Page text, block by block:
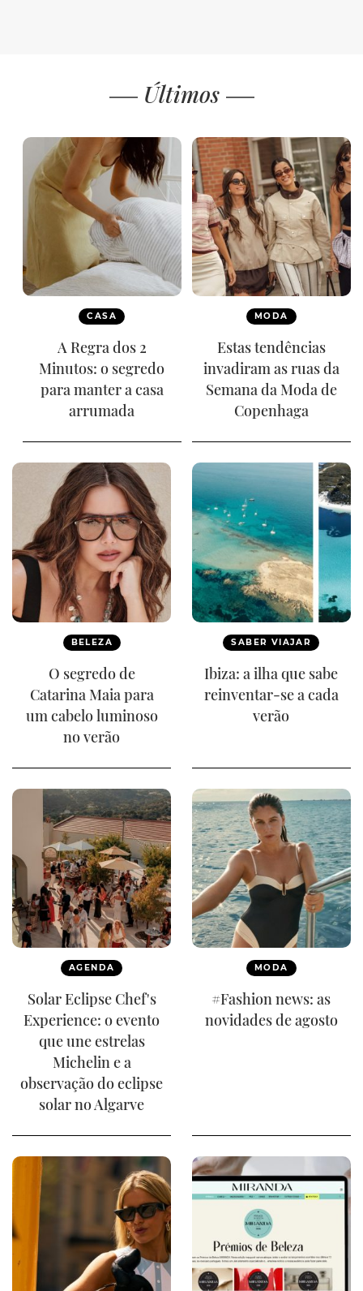
Últimos
CASA
A Regra dos 2
Minutos: o segredo
para manter a casa
arrumada
MODA
Estas tendências
invadiram as ruas da
Semana da Moda de
Copenhaga
BELEZA
O segredo de
Catarina Maia para
um cabelo luminoso
no verão
SABER VIAJAR
Ibiza: a ilha que sabe
reinventar-se a cada
verão
AGENDA
Solar Eclipse Chef's
Experience: o evento
que une estrelas
Michelin e a
observação do eclipse
solar no Algarve
MODA
#Fashion news: as
novidades de agosto